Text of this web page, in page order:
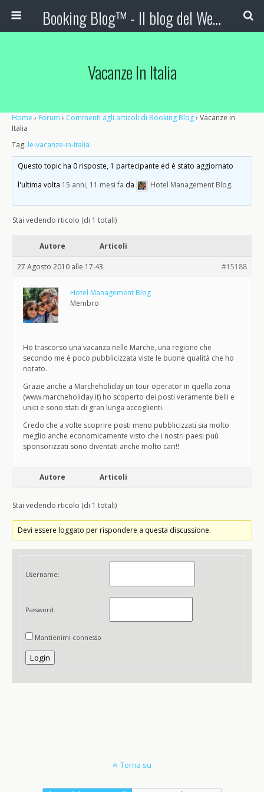
Booking Blog™ - Il blog del Web Marketing Turistico
Vacanze In Italia
Home › Forum › Commenti agli articoli di Booking Blog› Vacanze in
Italia
Tag: le-vacanze-in-italia
Questo topic ha 0 risposte, 1 partecipante ed è stato aggiornato
l'ultima volta 15 anni, 11 mesi fa da Hotel Management Blog.
Stai vedendo rticolo (di 1 totali)
Autore Articoli
27 Agosto 2010 alle 17:43 #15188
Hotel Management Blog
Membro
Ho trascorso una vacanza nelle Marche, una regione che
secondo me è poco pubblicizzata viste le buone qualità che ho
notato.
Grazie anche a Marcheholiday un tour operator in quella zona
(www.marcheholiday.it) ho scoperto dei posti veramente belli e
unici e sono stati di gran lunga accoglienti.
Credo che a volte scoprire posti meno pubblicizzati sia molto
meglio anche economicamente visto che i nostri paesi puù
sponsorizzati sono diventati anche molto cari!!
Autore Articoli
Stai vedendo rticolo (di 1 totali)
Devi essere loggato per rispondere a questa discussione.
Username:
Password:
Mantienimi connesso
Login
Torna su